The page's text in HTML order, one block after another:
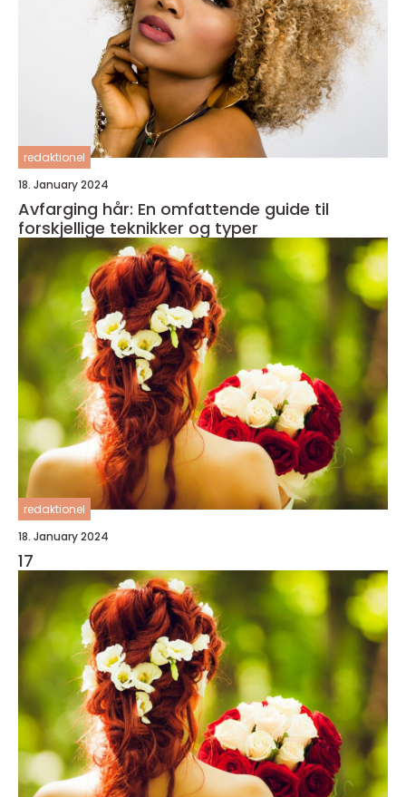
redaktionel
18. January 2024
Avfarging hår: En omfattende guide til
forskjellige teknikker og typer
redaktionel
18. January 2024
17